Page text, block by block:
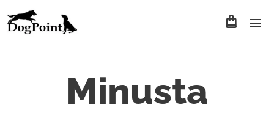
Minusta